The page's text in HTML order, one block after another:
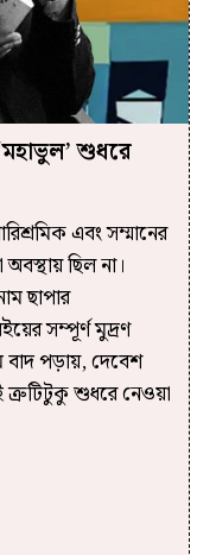
শুধরে
এবং সম্মানের
ছিল না।
ছাপার
সম্পূর্ণ মুদ্রণ
বাদ পড়ায়, দেবেশ
ত্রুটিটুকু শুধরে নেওয়া